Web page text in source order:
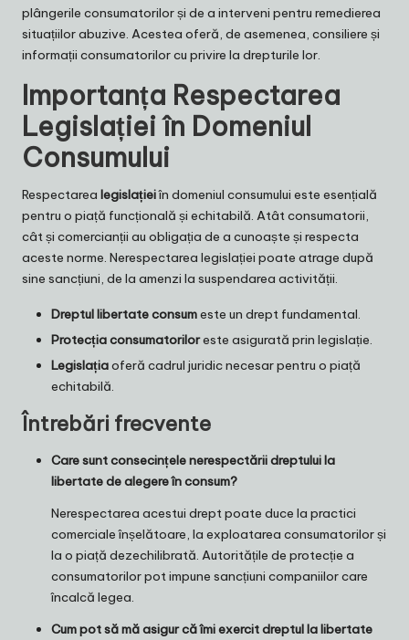
plângerile consumatorilor și de a interveni pentru remedierea
situațiilor abuzive. Acestea oferă, de asemenea, consiliere și
informații consumatorilor cu privire la drepturile lor.
Importanța Respectarea
Legislației în Domeniul
Consumului
Respectarea legislațieiîn domeniul consumului este esențială
pentru o piață funcțională și echitabilă. Atât consumatorii,
cât și comercianții au obligația de a cunoaște și respecta
aceste norme. Nerespectarea legislației poate atrage după
sine sancțiuni, de la amenzi la suspendarea activității.
Dreptul libertate consumeste un drept fundamental.
Protecția consumatoriloreste asigurată prin legislație.
Legislațiaoferă cadrul juridic necesar pentru o piață
echitabilă.
Întrebări frecvente
Care sunt consecințele nerespectării dreptului la
libertate de alegere în consum?
Nerespectarea acestui drept poate duce la practici
comerciale înșelătoare, la exploatarea consumatorilor și
la o piață dezechilibrată. Autoritățile de protecție a
consumatorilor pot impune sancțiuni companiilor care
încalcă legea.
Cum pot să mă asigur că îmi exercit dreptul la libertate